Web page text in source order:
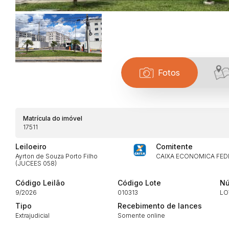
Fotos
Matrícula do imóvel
17511
Leiloeiro
Ayrton de Souza Porto Filho
(JUCEES 058)
Comitente
CAIXA ECONOMICA
Código Leilão
9/2026
Código Lote
010313
Tipo
Extrajudicial
Recebimento de lances
Somente online